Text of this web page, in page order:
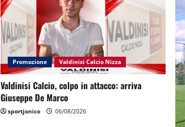
Promozione Valdinisi Calcio Nizza
Valdinisi Calcio, colpo in attacco: arriva
Giuseppe De Marco
sportjonico 06/08/2026